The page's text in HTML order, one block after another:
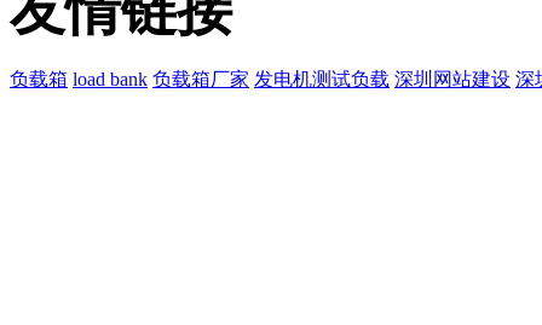
负载箱 load bank 负载箱厂家 发电机测试负载 深圳网站建设 深